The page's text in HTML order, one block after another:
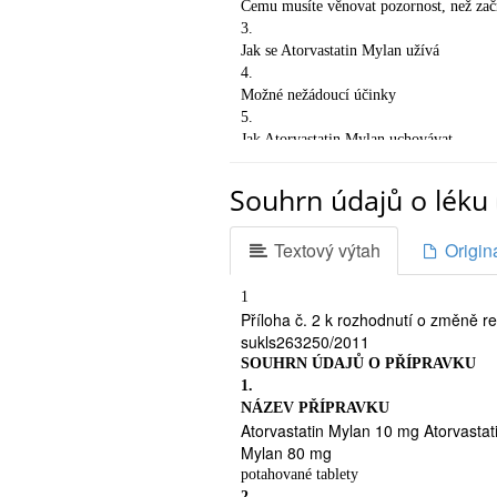
Čemu musíte věnovat pozornost, než
3.
Jak se Atorvastatin Mylan užívá
4.
Možné nežádoucí účinky
5.
Jak Atorvastatin Mylan uchovávat
1.
CO JE ATORVASTATIN MYLAN A
Atorvastatin Mylan patří do skupiny
hladinu lipidů (tuků) v těle.
Atorvastatin Mylan se užívá ke
případě, že jiná opatření jako
snížení tělesné hmotnosti) nebyla
ke snížení rizika onemocnění srdce
normálních hodnotách. Ve
léčby.
2.
ČEMU MUSÍTE VĚNOVAT
Neužívejte Atorvastatin Mylan:
Souhrn údajů o léku
Textový výtah
1
Příloha č. 2 k rozhodnutí o změně
sukls263250/2011
SOUHRN ÚDAJŮ O PŘÍPRAVKU
1.
NÁZEV PŘÍPRAVKU
Atorvastatin Mylan 10 mg
Mylan 80 mg
potahované tablety